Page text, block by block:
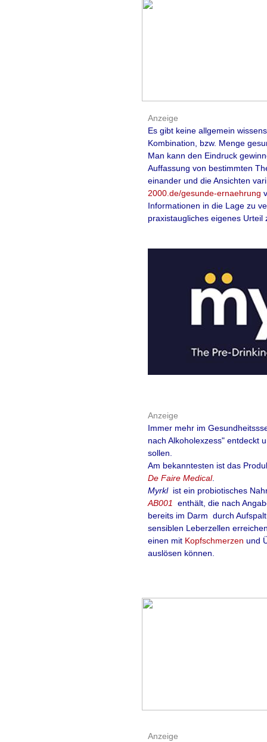
Anzeige
Es gibt keine allgemein
Kombination, bzw. Menge
Man kann den Eindruck
Auffassung von bestimmten
einander und die Ansichten
2000.de/gesunde-ernaehrung
Informationen in die Lage zu
praxistaugliches eigenes Urteil
Anzeige
Immer mehr im
nach Alkoholexzess" entdeckt
sollen.
Am bekanntesten ist das
De Faire Medical.
Myrkl ist ein probiotisches
AB001
enthält, die nach
bereits im Darm durch
sensiblen Leberzellen
einen mit Kopfschmerzen und
auslösen können.
Anzeige